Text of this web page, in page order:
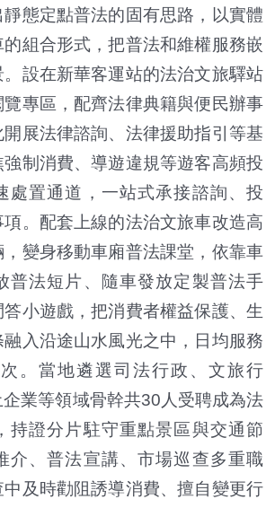
態定點普法的固有思路，以實體
組合形式，把普法和維權服務嵌
。設在新華客運站的法治文旅驛站
專區，配齊法律典籍與便民辦事
展法律諮詢、法律援助指引等基
制消費、導遊違規等遊客高頻投
處置通道，一站式承接諮詢、投
。配套上線的法治文旅車改造高
變身移動車廂普法課堂，依靠車
普法短片、隨車發放定製普法手
小遊戲，把消費者權益保護、生
入沿途山水風光之中，日均服務
。當地遴選司法行政、文旅行
業等領域骨幹共30人受聘成為法
持證分片駐守重點景區與交通節
介、普法宣講、市場巡查多重職
及時勸阻誘導消費、擅自變更行